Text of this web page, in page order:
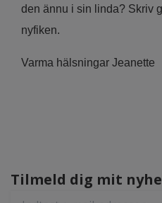
den ännu i sin linda? Skriv
nyfiken.
Varma hälsningar Jeanette
Tilmeld dig mit